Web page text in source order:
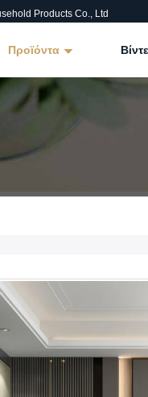
Products Co., Ltd
Προϊόντα